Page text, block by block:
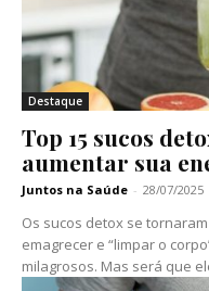
Destaque
Top 15 sucos
aumentar sua
Juntos na Saúde - 28/07/2025
Os sucos detox se
emagrecer e “limpar o
milagrosos. Mas será que